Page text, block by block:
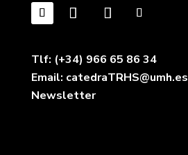
Tlf: (+34) 966 65 86 34
Email: catedraTRHS@umh.es
Newsletter